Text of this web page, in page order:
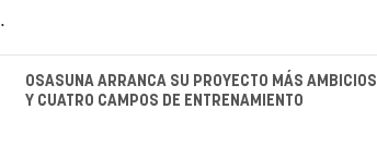
OSASUNA ARRANCA SU PROYECTO MÁS
Y CUATRO CAMPOS DE ENTRENAMIENTO